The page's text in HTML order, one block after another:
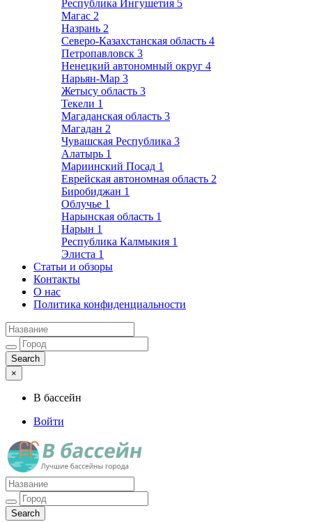
Республика Ингушетия 5
Магас 2
Назрань 2
Северо-Казахстанская область 4
Петропавловск 3
Ненецкий автономный округ 4
Нарьян-Мар 3
Жетысу область 3
Текели 1
Магаданская область 3
Магадан 2
Чувашская Республика 3
Алатырь 1
Мариинский Посад 1
Еврейская автономная область 2
Биробиджан 1
Облучье 1
Нарынская область 1
Нарын 1
Республика Калмыкия 1
Элиста 1
Статьи и обзоры
Контакты
О нас
Политика конфиденциальности
×
В бассейн
Войти
Лучшие бассейны города